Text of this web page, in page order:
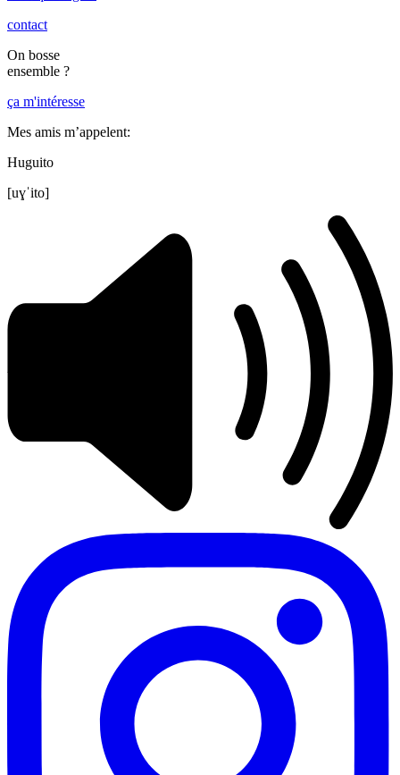
contact
On bosse
ensemble ?
ça m'intéresse
Mes amis m’appelent:
Huguito
[uɣˈito]